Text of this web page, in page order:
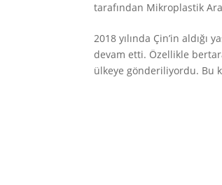
tarafından Mikroplastik
2018 yılında Çin’in
devam etti. Özellikle
ülkeye gönderiliyordu. Bu